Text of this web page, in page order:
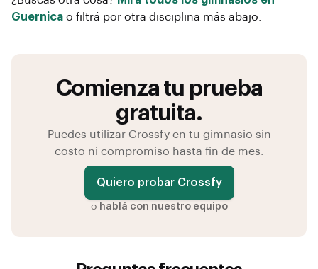
Guernica o filtrá por otra disciplina más abajo.
Comienza tu prueba
gratuita.
Puedes utilizar Crossfy en tu gimnasio sin
costo ni compromiso hasta fin de mes.
Quiero probar Crossfy
o hablá con nuestro equipo